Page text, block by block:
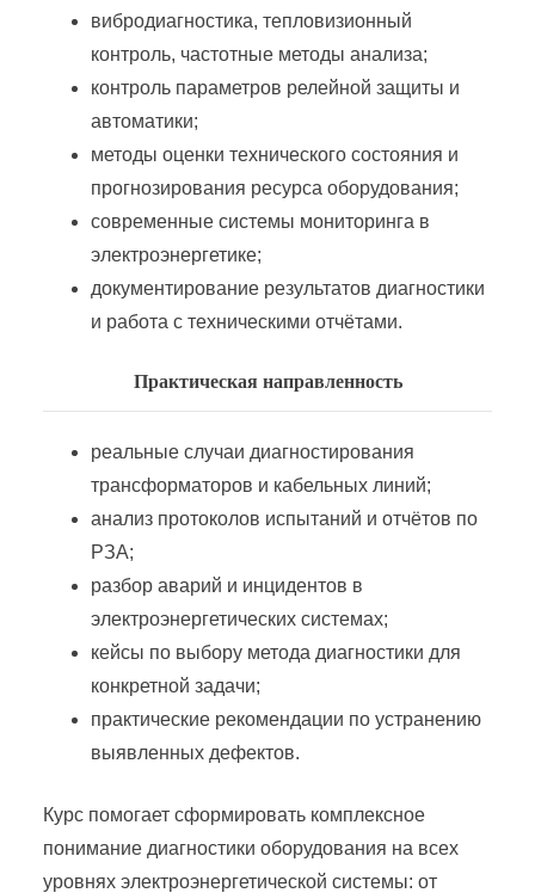
вибродиагностика, тепловизионный
контроль, частотные методы анализа;
контроль параметров релейной защиты и
автоматики;
методы оценки технического состояния и
прогнозирования ресурса оборудования;
современные системы мониторинга в
электроэнергетике;
документирование результатов диагностики
и работа с техническими отчётами.
Практическая направленность
реальные случаи диагностирования
трансформаторов и кабельных линий;
анализ протоколов испытаний и отчётов по
РЗА;
разбор аварий и инцидентов в
электроэнергетических системах;
кейсы по выбору метода диагностики для
конкретной задачи;
практические рекомендации по устранению
выявленных дефектов.
Курс помогает сформировать комплексное
понимание диагностики оборудования на всех
уровнях электроэнергетической системы: от